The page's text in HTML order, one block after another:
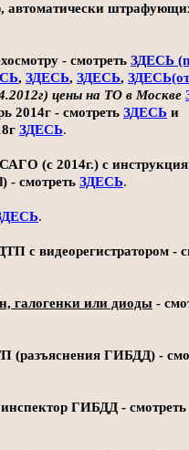
автоматически
- смотреть ЗДЕСЬ
, ЗДЕСЬ, ЗДЕСЬ,
цены на ТО в Москве
2014г - смотреть ЗДЕСЬ и
ЗДЕСЬ.
(с 2014г.) с
- смотреть ЗДЕСЬ.
.
с видеорегистратором -
галогенки или диоды -
(разъяснения ГИБДД) -
инспектор ГИБДД - смотреть